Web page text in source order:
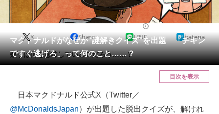
リサーチ
会員記事
メディア
マクドナルドがなぜか“謎解きクイズ”を出題 「チキン
ですぐ逃げろ」って何のこと……？
X Share LINE hatena
数字は何を意味しているのだろう……？
目次を表示
日本マクドナルド公式X（Twitter／
@McDonaldsJapan）が出題した脱出クイズが、解けれ